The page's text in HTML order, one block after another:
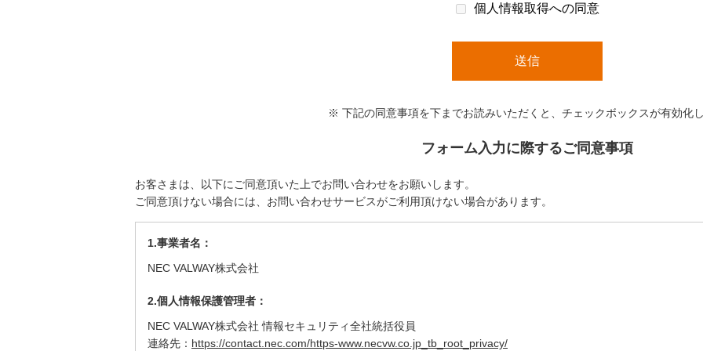
個人情報取得への同意
※ 下記の同意事項を下までお読みいただくと、チェックボックスが有効化
フォーム入力に際するご同意事項
お客さまは、以下にご同意頂いた上でお問い合わせをお願いします。
ご同意頂けない場合には、お問い合わせサービスがご利用頂けない場合があります。
1.事業者名：
NEC VALWAY株式会社
2.個人情報保護管理者：
NEC VALWAY株式会社 情報セキュリティ全社統括役員
連絡先： https://contact.nec.com/https-www.necvw.co.jp_tb_root_privacy/